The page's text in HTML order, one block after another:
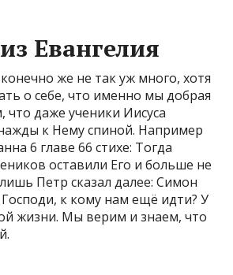
Евангелия
же не так уж много, хотя
о себе, что именно мы добрая
даже ученики Иисуса
к Нему спиной. Например
6 главе 66 стихе: Тогда
оставили Его и больше не
Петр сказал далее: Симон
к кому нам ещё идти? У
жизни. Мы верим и знаем, что